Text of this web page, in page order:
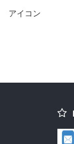
アイコン